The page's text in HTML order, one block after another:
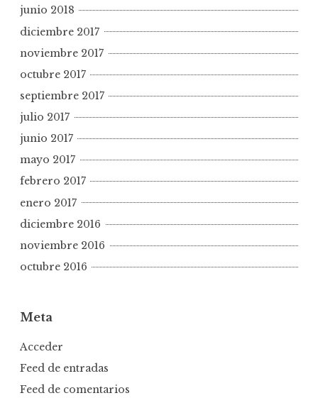
junio 2018
diciembre 2017
noviembre 2017
octubre 2017
septiembre 2017
julio 2017
junio 2017
mayo 2017
febrero 2017
enero 2017
diciembre 2016
noviembre 2016
octubre 2016
Meta
Acceder
Feed de entradas
Feed de comentarios